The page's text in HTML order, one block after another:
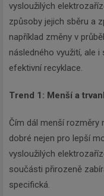
vysloužilých
způsoby jejich sběru a
například změny v
následného využití, ale
efektivní recyklace.
Trend 1: Menší a
Čím dál menší rozměry
dobré nejen pro lepší
vysloužilých
součásti přirozeně
specifická.